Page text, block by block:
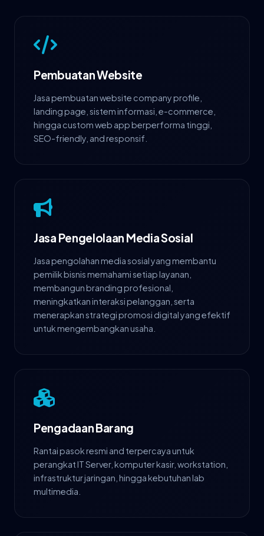
Pembuatan Website
Jasa pembuatan website company profile,
landing page, sistem informasi, e-commerce,
hingga custom web app berperforma tinggi,
SEO-friendly, and responsif.
Jasa Pengelolaan Media Sosial
Jasa pengolahan media sosial yang membantu
pemilik bisnis memahami setiap layanan,
membangun branding profesional,
meningkatkan interaksi pelanggan, serta
menerapkan strategi promosi digital yang efektif
untuk mengembangkan usaha.
Pengadaan Barang
Rantai pasok resmi and terpercaya untuk
perangkat IT Server, komputer kasir, workstation,
infrastruktur jaringan, hingga kebutuhan lab
multimedia.